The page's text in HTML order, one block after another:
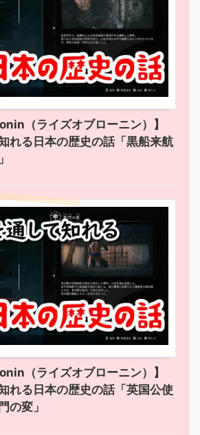
（ライズオブローニン）】
れる日本の歴史の話「黒船来航
（ライズオブローニン）】
れる日本の歴史の話「英国公使
の変」